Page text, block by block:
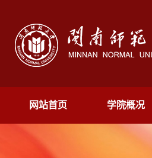
网站首页 学院概况